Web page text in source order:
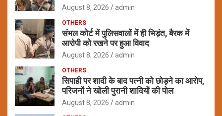
August 8, 2026 admin
OTHERS
संभल कोर्ट में पुलिसवालों में ही भिड़ंत, बैरक में
आरोपी को रखने पर हुआ विवाद
August 8, 2026 admin
OTHERS
सिपाही पर शादी के बाद पत्नी को छोड़ने का आरोप,
परिजनों ने खोली पुरानी शादियों की पोल
August 8, 2026 admin